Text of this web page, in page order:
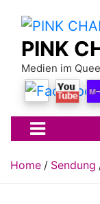
contentPINK
Medien im
Home Sendung